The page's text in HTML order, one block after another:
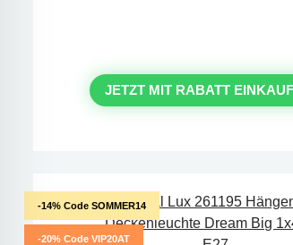
JETZT MIT RABATT
-14% Code SOMMER14
-20% Code VIP20AT